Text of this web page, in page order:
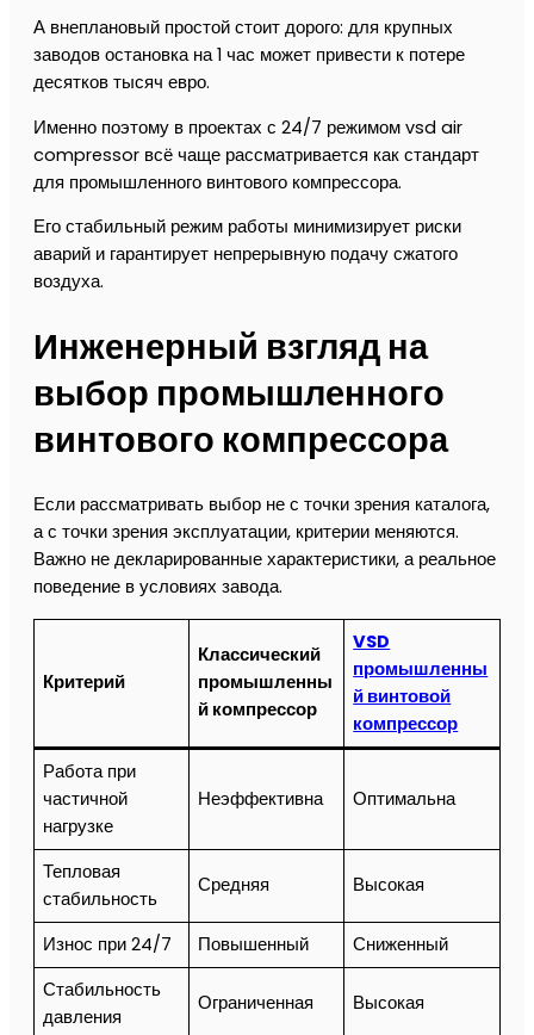
А внеплановый простой стоит дорого: для крупных
заводов остановка на 1 час может привести к потере
десятков тысяч евро.
Именно поэтому в проектах с 24/7 режимом vsd air
compressor всё чаще рассматривается как стандарт
для промышленного винтового компрессора.
Его стабильный режим работы минимизирует риски
аварий и гарантирует непрерывную подачу сжатого
воздуха.
Инженерный взгляд на
выбор промышленного
винтового компрессора
Если рассматривать выбор не с точки зрения каталога,
а с точки зрения эксплуатации, критерии меняются.
Важно не декларированные характеристики, а реальное
поведение в условиях завода.
Критерий
Классический
промышленны
й компрессор
VSD
промышленны
й винтовой
компрессор
Работа при
частичной
нагрузке
Неэффективна Оптимальна
Тепловая
стабильность
Средняя Высокая
Износ при 24/7 Повышенный
Сниженный
Стабильность
давления
Ограниченная Высокая